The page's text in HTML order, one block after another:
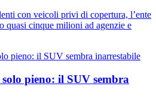
con veicoli privi di copertura, l’ente
quasi cinque milioni ad agenzie e
pieno: il SUV sembra